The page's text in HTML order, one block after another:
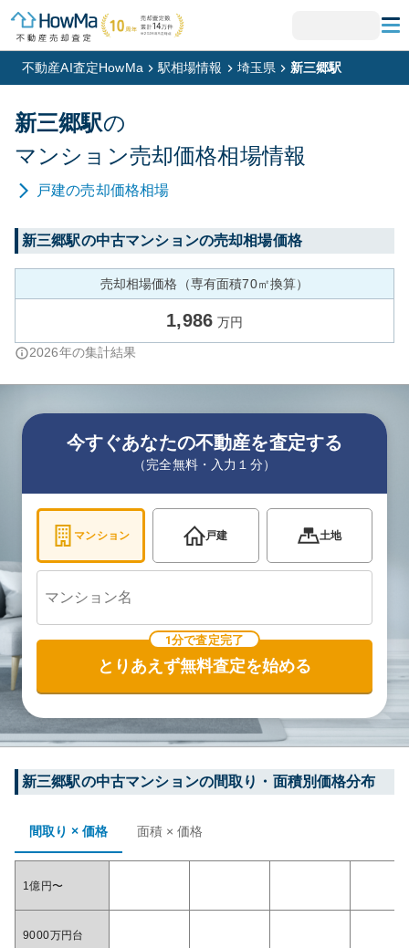
不動産AI査定HowMa 駅相場情報 埼玉県 新三郷駅
新三郷駅の
マンション売却価格相場情報
戸建の売却価格相場
新三郷駅の中古マンションの売却相場価格
売却相場価格（専有面積70㎡換算）
1,986 万円
2026年の集計結果
今すぐあなたの不動産を査定する
（完全無料・入力１分）
マンション 戸建 土地
1分で査定完了
とりあえず無料査定を始める
新三郷駅の中古マンションの間取り・面積別価格分布
間取り × 価格 面積 × 価格
1億円〜
9000万円台